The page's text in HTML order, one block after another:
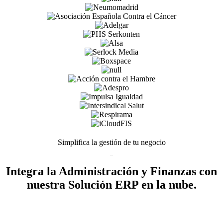
Simplifica la gestión de tu negocio
Integra la Administración y Finanzas con
nuestra Solución ERP en la nube.